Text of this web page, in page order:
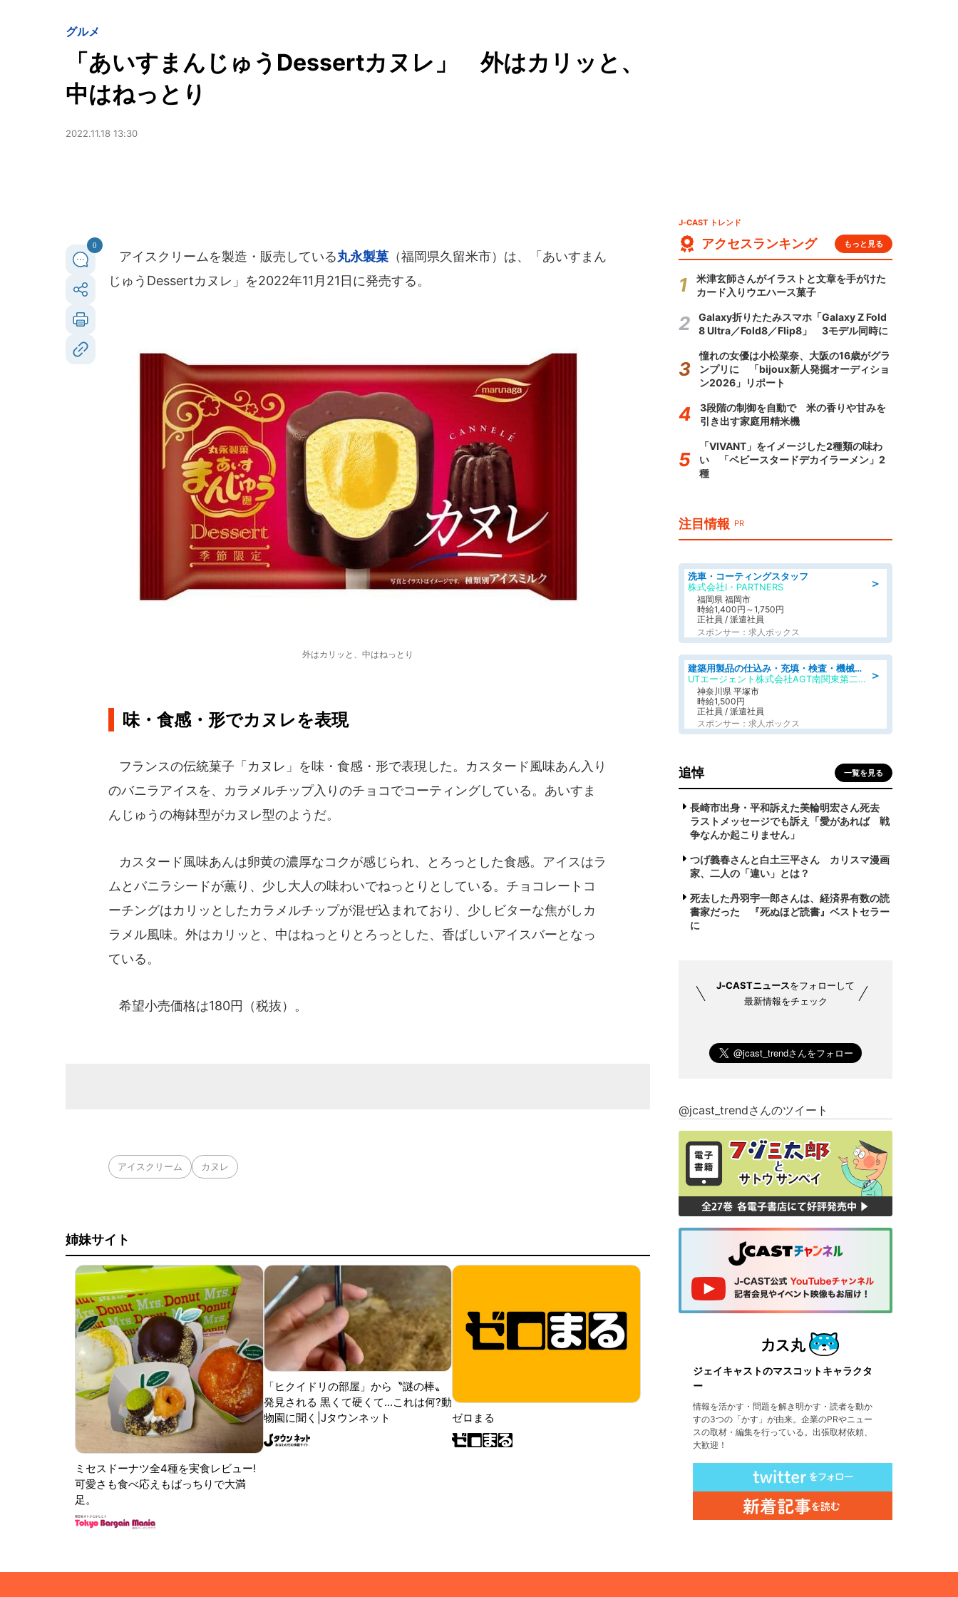
グルメ
「あいすまんじゅうDessertカヌレ」 外はカリッと、
中はねっとり
2022.11.18 13:30
0
アイスクリームを製造・販売している丸永製菓 （福岡県久留米市）は、「あいすまん
じゅうDessertカヌレ」を2022年11月21日に発売する。
外はカリッと、中はねっとり
味・食感・形でカヌレを表現
フランスの伝統菓子「カヌレ」を味・食感・形で表現した。カスタード風味あん入り
のバニラアイスを、カラメルチップ入りのチョコでコーティングしている。あいすま
んじゅうの梅鉢型がカヌレ型のようだ。
カスタード風味あんは卵黄の濃厚なコクが感じられ、とろっとした食感。アイスはラ
ムとバニラシードが薫り、少し大人の味わいでねっとりとしている。チョコレートコ
ーチングはカリッとしたカラメルチップが混ぜ込まれており、少しビターな焦がしカ
ラメル風味。外はカリッと、中はねっとりとろっとした、香ばしいアイスバーとなっ
ている。
希望小売価格は180円（税抜）。
アイスクリーム カヌレ
姉妹サイト
ミセスドーナツ全4種を実食レビュー!
可愛さも食べ応えもばっちりで大満
足。
「ヒクイドリの部屋」から〝謎の棒〟
発見される 黒くて硬くて...これは何?動
物園に聞く|Jタウンネット
ゼロまる
J-CAST トレンド
アクセスランキング もっと見る
米津玄師さんがイラストと文章を手がけた
カード入りウエハース菓子
Galaxy折りたたみスマホ「Galaxy Z Fold
8 Ultra／Fold8／Flip8」 3モデル同時に
憧れの女優は小松菜奈、大阪の16歳がグラ
ンプリに 「bijoux新人発掘オーディショ
ン2026」リポート
3段階の制御を自動で 米の香りや甘みを
引き出す家庭用精米機
「VIVANT」をイメージした2種類の味わ
い 「ベビースタードデカイラーメン」2
種
注目情報 PR
＞
洗車・コーティングスタッフ
株式会社I・PARTNERS
福岡県 福岡市
時給1,400円～1,750円
正社員 / 派遣社員
スポンサー：求人ボックス
＞
建築用製品の仕込み・充填・検査・機械操作/寮完備/日払い/工場・製造
UTエージェント株式会社AGT南関東第二CU
神奈川県 平塚市
時給1,500円
正社員 / 派遣社員
スポンサー：求人ボックス
追悼 一覧を見る
長崎市出身・平和訴えた美輪明宏さん死去
ラストメッセージでも訴え「愛があれば 戦
争なんか起こりません」
つげ義春さんと白土三平さん カリスマ漫画
家、二人の「違い」とは？
死去した丹羽宇一郎さんは、経済界有数の読
書家だった 『死ぬほど読書』ベストセラー
に
J-CASTニュースをフォローして
最新情報をチェック
@jcast_trendさんのツイート
ジェイキャストのマスコットキャラクタ
ー
情報を活かす・問題を解き明かす・読者を動か
すの3つの「かす」が由来。企業のPRやニュー
スの取材・編集を行っている。出張取材依頼、
大歓迎！